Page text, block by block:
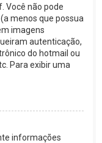
Você não pode
menos que possua
imagens
autenticação,
do hotmail ou
Para exibir uma
informações